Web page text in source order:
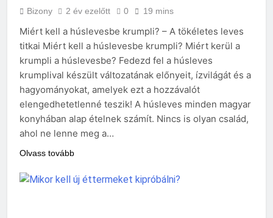
Bizony 2 év ezelőtt 0 19 mins
Miért kell a húslevesbe krumpli? – A tökéletes leves
titkai Miért kell a húslevesbe krumpli? Miért kerül a
krumpli a húslevesbe? Fedezd fel a húsleves
krumplival készült változatának előnyeit, ízvilágát és a
hagyományokat, amelyek ezt a hozzávalót
elengedhetetlenné teszik! A húsleves minden magyar
konyhában alap ételnek számít. Nincs is olyan család,
ahol ne lenne meg a…
Olvass tovább